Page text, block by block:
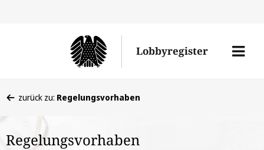
Lobbyregister
Menü
befinden
hier:
zurück zu: Regelungsvorhaben
Regelungsvorhaben